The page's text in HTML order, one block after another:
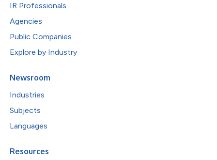
IR Professionals
Agencies
Public Companies
Explore by Industry
Newsroom
Industries
Subjects
Languages
Resources